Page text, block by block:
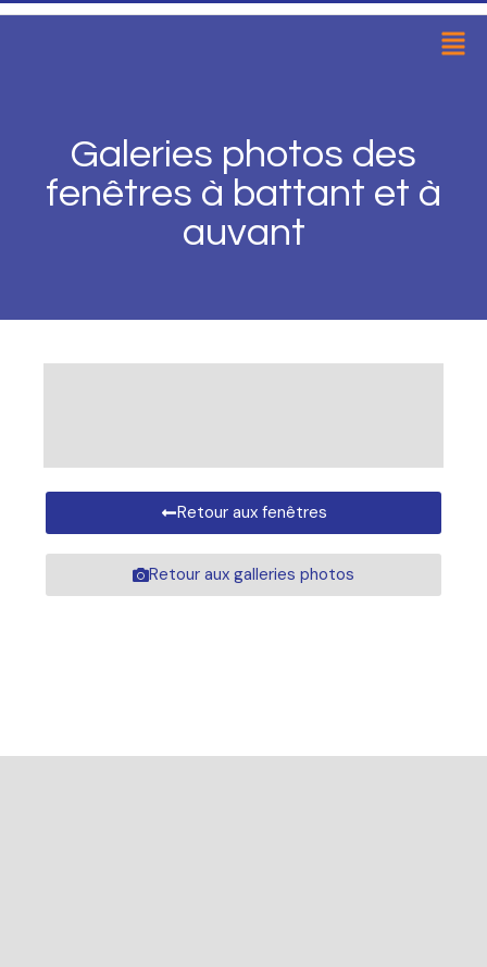
Galeries photos des
fenêtres à battant et à
auvant
Retour aux fenêtres
Retour aux galleries photos